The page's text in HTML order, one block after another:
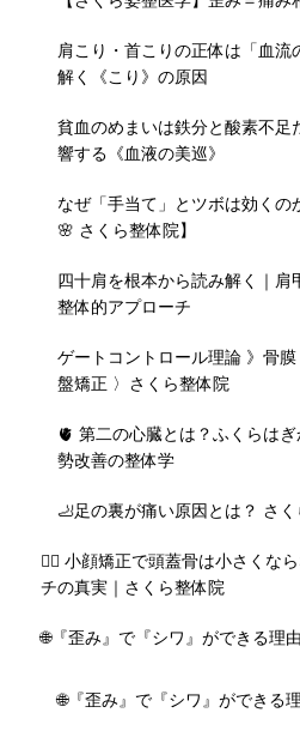
肩こり・首こりの正体は「血
解く《こり》の原因
貧血のめまいは鉄分と酸素不足
響する《血液の美巡》
なぜ「手当て」とツボは効くの
🌸 さくら整体院】
四十肩を根本から読み解く｜肩
整体的アプローチ
ゲートコントロール理論 》骨
盤矯正 〉さくら整体院
🫀 第二の心臓とは？ふくらは
勢改善の整体学
🦶足の裏が痛い原因とは？ さく
💆‍♀️ 小顔矯正で頭蓋骨は小さくな
チの真実｜さくら整体院
🌐『歪み』で『シワ』ができる理
🌐『歪み』で『シワ』ができる